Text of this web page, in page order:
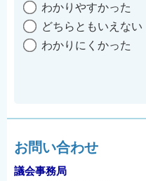
わかりやすかった
どちらともいえない
わかりにくかった
お問い合わせ
議会事務局